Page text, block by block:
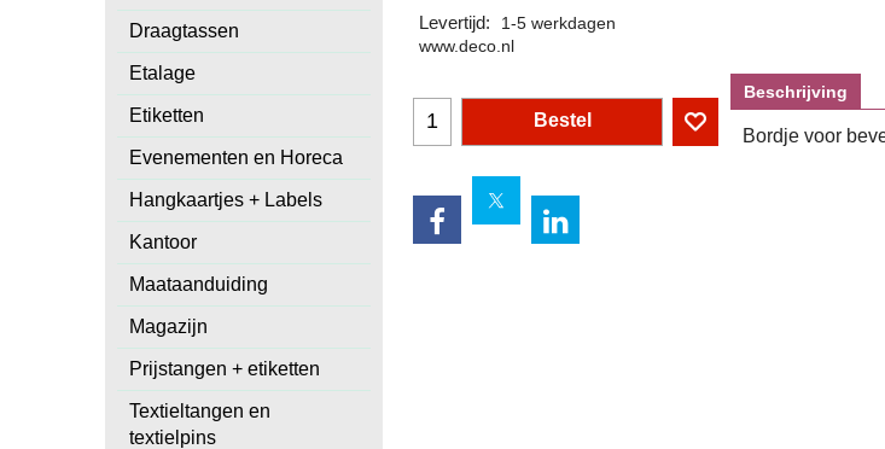
Draagtassen
Etalage
Etiketten
Evenementen en Horeca
Hangkaartjes + Labels
Kantoor
Maataanduiding
Magazijn
Prijstangen + etiketten
Textieltangen en
textielpins
Levertijd:
1-5 werkdagen
www.deco.nl
Bestel
Beschrijving
Bordje voor